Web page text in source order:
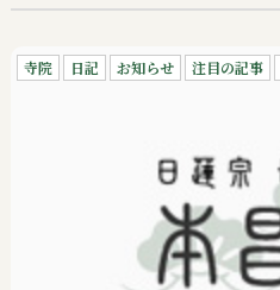
寺院 日記 お知らせ 注目の記事